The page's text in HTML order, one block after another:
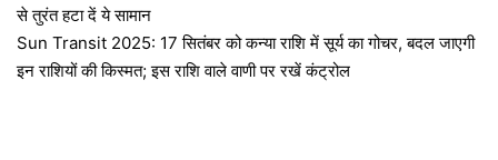
से तुरंत हटा दें ये सामान
Sun Transit 2025: 17 सितंबर को कन्या राशि में सूर्य का गोचर, बदल जाएगी
इन राशियों की किस्मत; इस राशि‍ वाले वाणी पर रखें कंट्रोल